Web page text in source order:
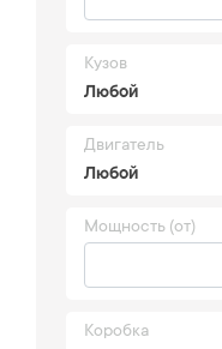
Кузов
Любой
Двигатель
Любой
Мощность (от)
Коробка